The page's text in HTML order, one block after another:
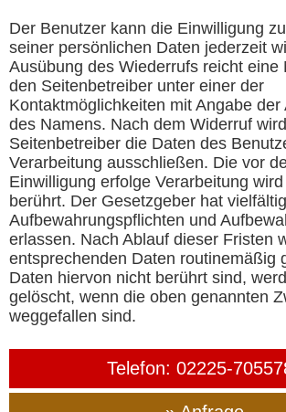
Der Benutzer kann die Einwilligung
seiner persönlichen Daten jederzeit
Ausübung des Wiederrufs reicht eine
den Seitenbetreiber unter einer der
Kontaktmöglichkeiten mit Angabe der
des Namens. Nach dem Widerruf
Seitenbetreiber die Daten des
Verarbeitung ausschließen. Die vor
Einwilligung erfolge Verarbeitung
berührt. Der Gesetzgeber hat
Aufbewahrungspflichten und
erlassen. Nach Ablauf dieser Fristen
entsprechenden Daten routinemäßig
Daten hiervon nicht berührt sind,
gelöscht, wenn die oben genannten
weggefallen sind.
Telefon: 02225-